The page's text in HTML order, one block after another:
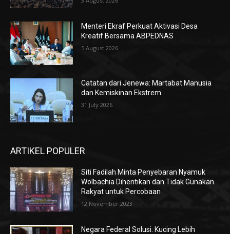
Menteri Ekraf Perkuat Aktivasi Desa
Kreatif Bersama ABPEDNAS
5 August 2026
Catatan dari Jenewa: Martabat Manusia
dan Kemiskinan Ekstrem
31 July 2026
ARTIKEL POPULER
Siti Fadilah Minta Penyebaran Nyamuk
Wolbachia Dihentikan dan Tidak Gunakan
Rakyat untuk Percobaan
12 November 2023
Negara Federal Solusi: Kucing Lebih